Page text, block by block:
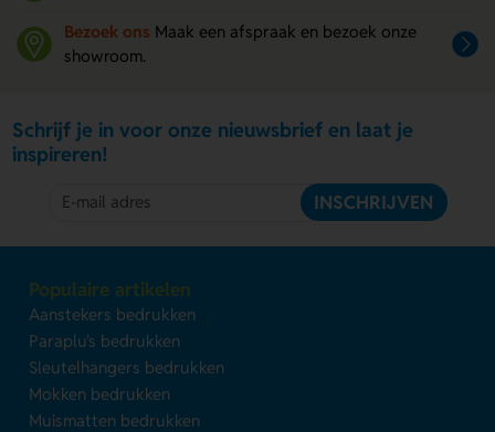
Bezoek ons Maak een afspraak en bezoek onze
showroom.
Schrijf je in voor onze nieuwsbrief en laat je
inspireren!
INSCHRIJVEN
Populaire artikelen
Aanstekers bedrukken
Paraplu's bedrukken
Sleutelhangers bedrukken
Mokken bedrukken
Muismatten bedrukken